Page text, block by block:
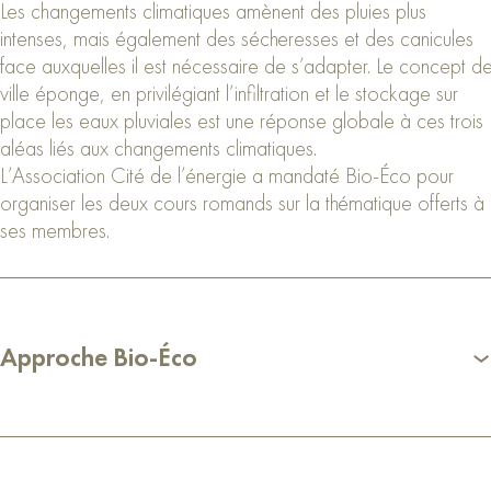
Les changements climatiques amènent des pluies plus
intenses, mais également des sécheresses et des canicules
face auxquelles il est nécessaire de s’adapter. Le concept
ville éponge, en privilégiant l’infiltration et le stockage sur
place les eaux pluviales est une réponse globale à ces trois
aléas liés aux changements climatiques.
L’Association Cité de l’énergie a mandaté Bio-Éco pour
organiser les deux cours romands sur la thématique offerts à
ses membres.
Approche Bio-Éco
Bio-Éco s’est chargé de la coordination des deux